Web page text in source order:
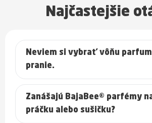
Najčastejšie
Neviem si vybrať vôňu
pranie.
Zanášajú BajaBee® parfémy
práčku alebo sušičku?